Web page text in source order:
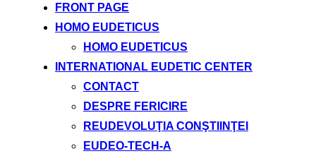
FRONT PAGE
HOMO EUDETICUS
HOMO EUDETICUS
INTERNATIONAL EUDETIC CENTER
CONTACT
DESPRE FERICIRE
REUDEVOLUŢIA CONŞTIINŢEI
EUDEO-TECH-A